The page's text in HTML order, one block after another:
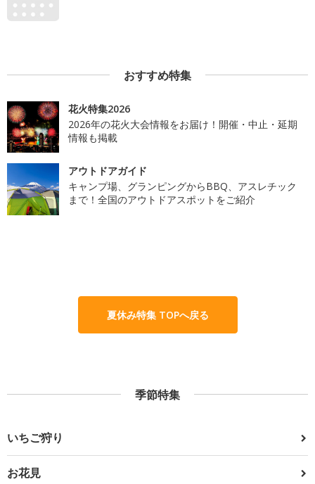
おすすめ特集
花火特集2026
2026年の花火大会情報をお届け！開催・中止・延期
情報も掲載
アウトドアガイド
キャンプ場、グランピングからBBQ、アスレチック
まで！全国のアウトドアスポットをご紹介
夏休み特集 TOPへ戻る
季節特集
いちご狩り
お花見